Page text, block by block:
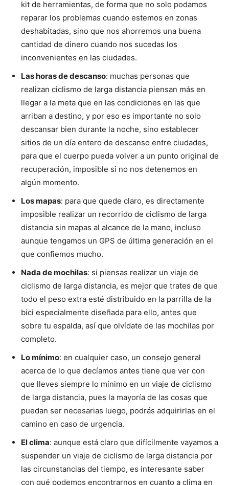
kit de herramientas, de forma que no solo podamos
reparar los problemas cuando estemos en zonas
deshabitadas, sino que nos ahorremos una buena
cantidad de dinero cuando nos sucedas los
inconvenientes en las ciudades.
Las horas de descanso: muchas personas que
realizan ciclismo de larga distancia piensan más en
llegar a la meta que en las condiciones en las que
arriban a destino, y por eso es importante no solo
descansar bien durante la noche, sino establecer
sitios de un día entero de descanso entre ciudades,
para que el cuerpo pueda volver a un punto original de
recuperación, imposible si no nos detenemos en
algún momento.
Los mapas: para que quede claro, es directamente
imposible realizar un recorrido de ciclismo de larga
distancia sin mapas al alcance de la mano, incluso
aunque tengamos un GPS de última generación en el
que confiemos mucho.
Nada de mochilas: si piensas realizar un viaje de
ciclismo de larga distancia, es mejor que trates de que
todo el peso extra esté distribuido en la parrilla de la
bici especialmente diseñada para ello, antes que
sobre tu espalda, así que olvídate de las mochilas por
completo.
Lo mínimo: en cualquier caso, un consejo general
acerca de lo que decíamos antes tiene que ver con
que lleves siempre lo mínimo en un viaje de ciclismo
de larga distancia, pues la mayoría de las cosas que
puedan ser necesarias luego, podrás adquirirlas en el
camino en caso de urgencia.
El clima: aunque está claro que difícilmente vayamos a
suspender un viaje de ciclismo de larga distancia por
las circunstancias del tiempo, es interesante saber
con qué podemos encontrarnos en cuanto a clima en